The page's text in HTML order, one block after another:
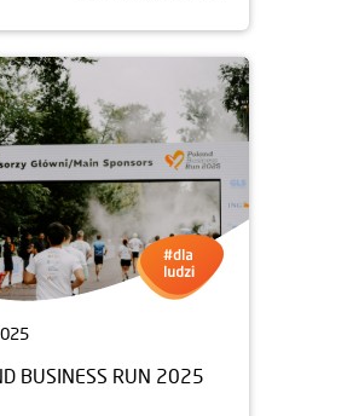
BUSINESS RUN 2025